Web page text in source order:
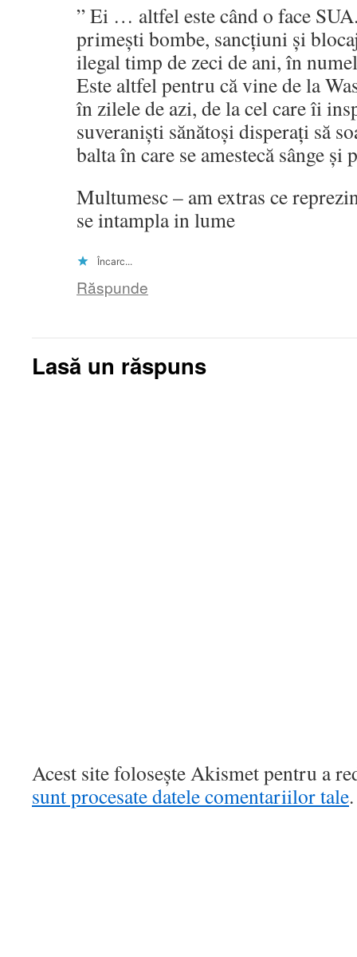
” Ei … altfel este când o face
primești bombe, sancțiuni și
ilegal timp de zeci de ani, în
Este altfel pentru că vine de la
în zilele de azi, de la cel care îi
suveraniști sănătoși disperați să
balta în care se amestecă sânge și
Multumesc – am extras ce
se intampla in lume
Încarc...
Răspunde
Lasă un răspuns
Acest site folosește Akismet pentru a
sunt procesate datele comentariilor tale.